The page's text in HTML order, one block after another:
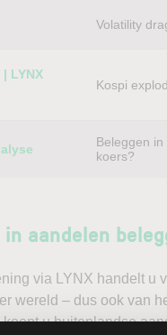
Volatility
LYNX
Kospi
Beleggen
koers?
in aandelen
via LYNX handelt u
wereld – dus ook van
u buitenlandse